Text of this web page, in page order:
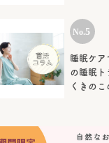
睡眠ケ
の睡眠
くきの